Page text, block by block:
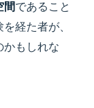
間であること
経た者が、
かもしれな